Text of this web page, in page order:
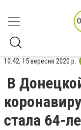
10:42, 15 вересня 2020 р.
В
стала 64-